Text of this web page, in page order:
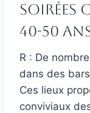
soirées
40-50
R : De
dans des
Ces lieux
conviviaux